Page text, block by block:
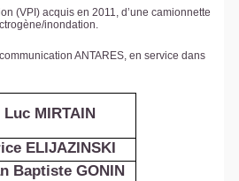
(VPI) acquis en 2011, d’une camionnette
inondation.
ANTARES, en service dans
Luc MIRTAIN
ELIJAZINSKI
Baptiste GONIN